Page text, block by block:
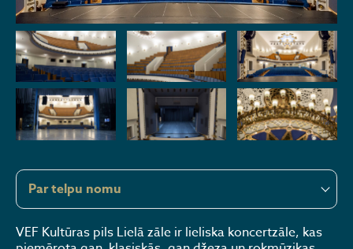
VEF Kultūras pils Lielā zāle ir lieliska koncertzāle, kas
Par telpu nomu